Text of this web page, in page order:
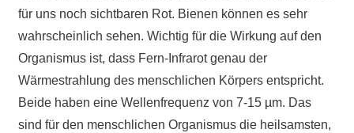
für uns noch sichtbaren Rot. Bienen können es sehr
wahrscheinlich sehen. Wichtig für die Wirkung auf den
Organismus ist, dass Fern-Infrarot genau der
Wärmestrahlung des menschlichen Körpers entspricht.
Beide haben eine Wellenfrequenz von 7-15 µm. Das
sind für den menschlichen Organismus die heilsamsten,